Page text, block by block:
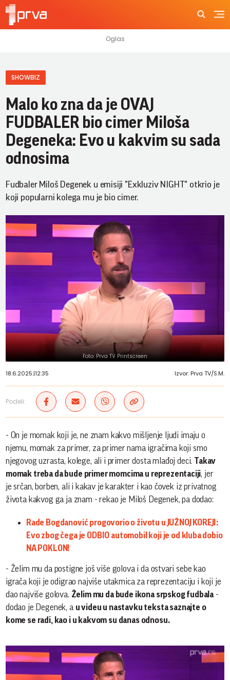
SHOWBIZ
Malo ko zna da je OVAJ
FUDBALER bio cimer Miloša
Degeneka: Evo u kakvim su sada
odnosima
Fudbaler Miloš Degenek u emisiji "Exkluziv NIGHT" otkrio je
koji popularni kolega mu je bio cimer.
Foto: Prva TV Printscreen
18.6.2025.|12:35 Izvor: Prva TV/S.M.
Podeli:
- On je momak koji je, ne znam kakvo mišljenje ljudi imaju o
njemu, momak za primer, za primer nama igračima koji smo
njegovog uzrasta, kolege, ali i primer dosta mlađoj deci. Takav
momak treba da bude primer momcima u reprezentaciji, jer
je srčan, borben, ali i kakav je karakter i kao čovek iz privatnog
života kakvog ga ja znam - rekao je Miloš Degenek, pa dodao:
Rade Bogdanović progovorio o životu u JUŽNOJ KOREJI:
Evo zbog čega je ODBIO automobil koji je od kluba dobio
NA POKLON!
- Želim mu da postigne još više golova i da ostvari sebe kao
igrača koji je odigrao najviše utakmica za reprezentaciju i koji je
dao najviše golova. Želim mu da bude ikona srpskog fudbala -
dodao je Degenek, a u videu u nastavku teksta saznajte o
kome se radi, kao i u kakvom su danas odnosu.